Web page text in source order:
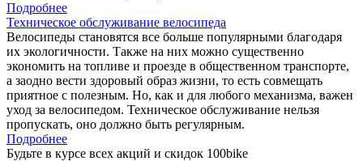
Подробнее
Техническое обслуживание велосипеда
Велосипеды становятся все больше популярными благодаря
их экологичности. Также на них можно существенно
экономить на топливе и проезде в общественном транспорте,
а заодно вести здоровый образ жизни, то есть совмещать
приятное с полезным. Но, как и для любого механизма, важен
уход за велосипедом. Техническое обслуживание нельзя
пропускать, оно должно быть регулярным.
Подробнее
Будьте в курсе всех акций и скидок 100bike